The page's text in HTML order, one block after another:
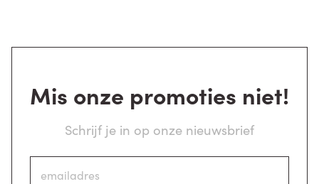
Mis onze promoties niet!
Schrijf je in op onze nieuwsbrief